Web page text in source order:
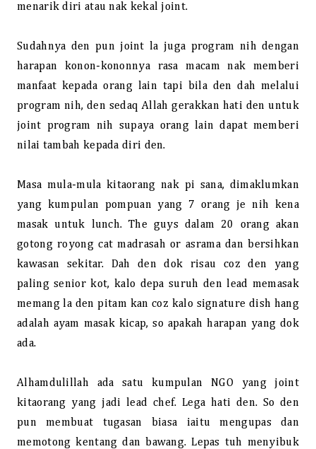
menarik diri atau nak kekal joint.
Sudahnya den pun joint la juga program nih dengan
harapan konon-kononnya rasa macam nak memberi
manfaat kepada orang lain tapi bila den dah melalui
program nih, den sedaq Allah gerakkan hati den untuk
joint program nih supaya orang lain dapat memberi
nilai tambah kepada diri den.
Masa mula-mula kitaorang nak pi sana, dimaklumkan
yang kumpulan pompuan yang 7 orang je nih kena
masak untuk lunch. The guys dalam 20 orang akan
gotong royong cat madrasah or asrama dan bersihkan
kawasan sekitar. Dah den dok risau coz den yang
paling senior kot, kalo depa suruh den lead memasak
memang la den pitam kan coz kalo signature dish hang
adalah ayam masak kicap, so apakah harapan yang dok
ada.
Alhamdulillah ada satu kumpulan NGO yang joint
kitaorang yang jadi lead chef. Lega hati den. So den
pun membuat tugasan biasa iaitu mengupas dan
memotong kentang dan bawang. Lepas tuh menyibuk